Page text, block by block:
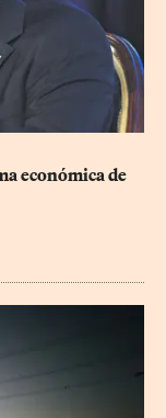
económica de